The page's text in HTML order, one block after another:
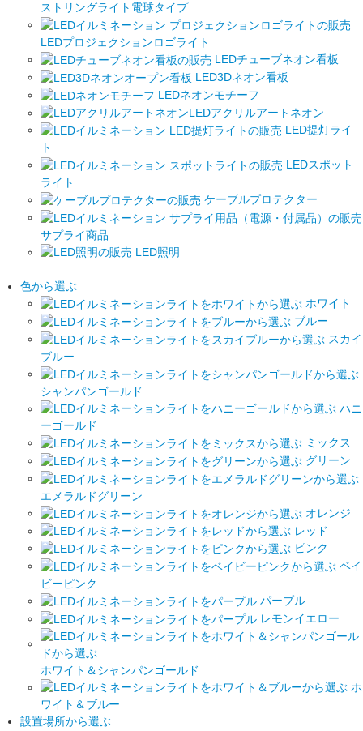
ストリングライト電球タイプ
LEDプロジェクションロゴライト
LEDチューブネオン看板
LED3Dネオン看板
LEDネオンモチーフ
LEDアクリルアートネオン
LED提灯ライ
ト
LEDスポット
ライト
ケーブルプロテクター
サプライ商品
LED照明
色から選ぶ
ホワイト
ブルー
スカイ
ブルー
シャンパンゴールド
ハニ
ーゴールド
ミックス
グリーン
エメラルドグリーン
オレンジ
レッド
ピンク
ベイ
ビーピンク
パープル
レモンイエロー
ホワイト＆シャンパンゴールド
ホ
ワイト＆ブルー
設置場所から選ぶ